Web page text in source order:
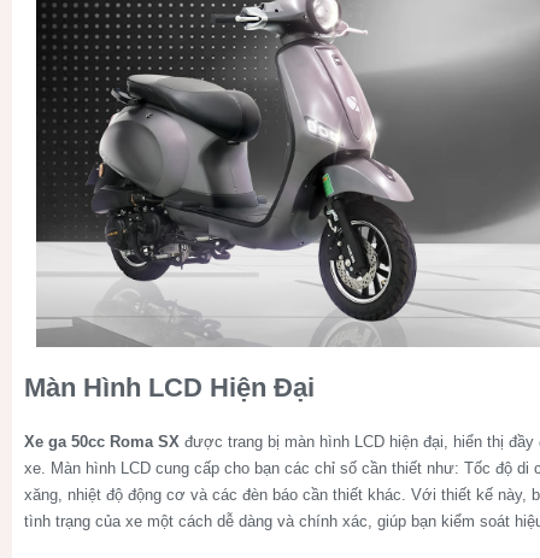
Màn Hình LCD Hiện Đại
Xe ga 50cc Roma SX được trang bị màn hình LCD hiện đại, hiển thị
xe. Màn hình LCD cung cấp cho bạn các chỉ số cần thiết như: Tốc độ di
xăng, nhiệt độ động cơ và các đèn báo cần thiết khác. Với thiết kế này,
tình trạng của xe một cách dễ dàng và chính xác, giúp bạn kiểm soát